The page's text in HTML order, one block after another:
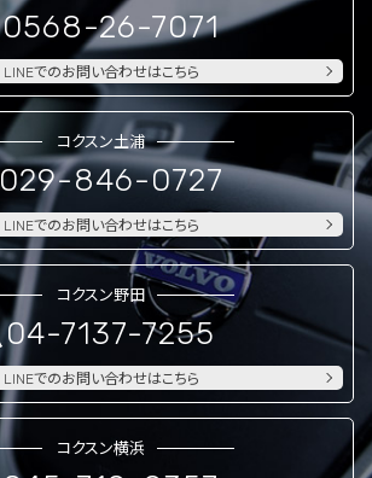
0568-26-7071
LINEでのお問い合わせはこちら
コクスン土浦
029-846-0727
LINEでのお問い合わせはこちら
コクスン野田
04-7137-7255
LINEでのお問い合わせはこちら
コクスン横浜